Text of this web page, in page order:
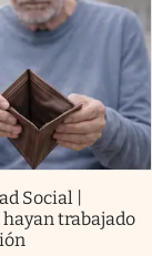
Social |
trabajado